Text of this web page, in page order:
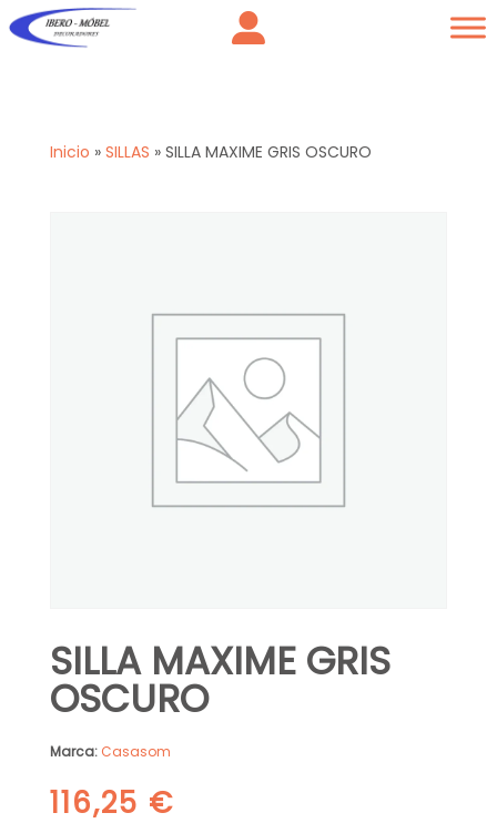
Inicio » SILLAS » SILLA MAXIME GRIS OSCURO
SILLA MAXIME GRIS
OSCURO
Marca: Casasom
116,25 €